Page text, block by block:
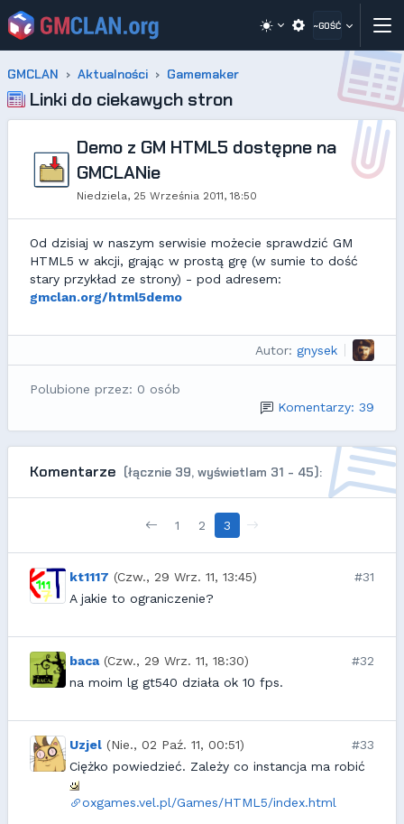
~GOŚĆ
GMCLAN Aktualności Gamemaker
Linki do ciekawych stron
Demo z GM HTML5 dostępne na
GMCLANie
Niedziela, 25 Września 2011, 18:50
Od dzisiaj w naszym serwisie możecie sprawdzić GM
HTML5 w akcji, grając w prostą grę (w sumie to dość
stary przykład ze strony) - pod adresem:
gmclan.org/html5demo
Autor: gnysek
Polubione przez: 0 osób
Komentarzy: 39
Komentarze (łącznie 39, wyświetlam 31 - 45):
1 2 3
kt1117 (Czw., 29 Wrz. 11, 13:45)
#31
A jakie to ograniczenie?
baca (Czw., 29 Wrz. 11, 18:30)
#32
na moim lg gt540 działa ok 10 fps.
Uzjel (Nie., 02 Paź. 11, 00:51)
#33
Ciężko powiedzieć. Zależy co instancja ma robić
oxgames.vel.pl/Games/HTML5/index.html